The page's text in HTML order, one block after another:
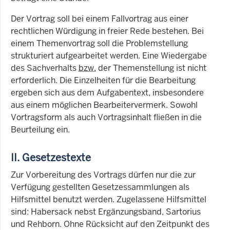
Der Vortrag soll bei einem Fallvortrag aus einer
rechtlichen Würdigung in freier Rede bestehen. Bei
einem Themenvortrag soll die Problemstellung
strukturiert aufgearbeitet werden. Eine Wiedergabe
des Sachverhalts bzw. der Themenstellung ist nicht
erforderlich. Die Einzelheiten für die Bearbeitung
ergeben sich aus dem Aufgabentext, insbesondere
aus einem möglichen Bearbeitervermerk. Sowohl
Vortragsform als auch Vortragsinhalt fließen in die
Beurteilung ein.
II. Gesetzestexte
Zur Vorbereitung des Vortrags dürfen nur die zur
Verfügung gestellten Gesetzessammlungen als
Hilfsmittel benutzt werden. Zugelassene Hilfsmittel
sind: Habersack nebst Ergänzungsband, Sartorius
und Rehborn. Ohne Rücksicht auf den Zeitpunkt des